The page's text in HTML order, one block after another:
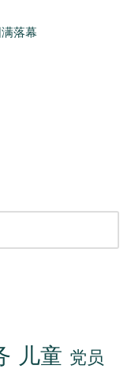
落幕
儿童 党员